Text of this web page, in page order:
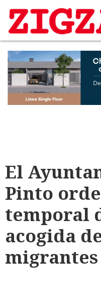
El
Pinto
temporal
acogida
migrantes